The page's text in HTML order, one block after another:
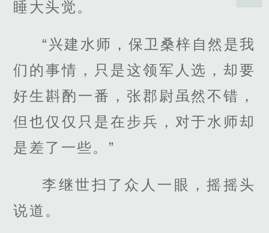
睡大头觉。
“兴建水师，保卫桑梓自然是我
们的事情，只是这领军人选，却要
好生斟酌一番，张郡尉虽然不错，
但也仅仅只是在步兵，对于水师却
是差了一些。”
李继世扫了众人一眼，摇摇头
说道。